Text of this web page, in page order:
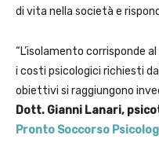
di vita nella società e
“L’isolamento corrisponde
i costi psicologici richiesti
obiettivi si raggiungono
Dott. Gianni Lanari,
Pronto Soccorso